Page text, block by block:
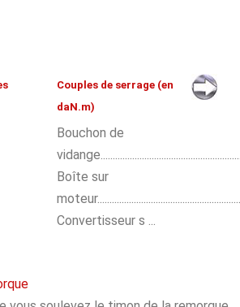
Couples de serrage (en
daN.m)
Bouchon de
Boîte sur
Convertisseur s ...